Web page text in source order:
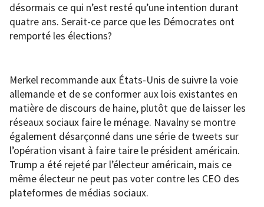
désormais ce qui n’est resté qu’une intention durant
quatre ans. Serait-ce parce que les Démocrates ont
remporté les élections?
Merkel recommande aux États-Unis de suivre la voie
allemande et de se conformer aux lois existantes en
matière de discours de haine, plutôt que de laisser les
réseaux sociaux faire le ménage. Navalny se montre
également désarçonné dans une série de tweets sur
l’opération visant à faire taire le président américain.
Trump a été rejeté par l’électeur américain, mais ce
même électeur ne peut pas voter contre les CEO des
plateformes de médias sociaux.